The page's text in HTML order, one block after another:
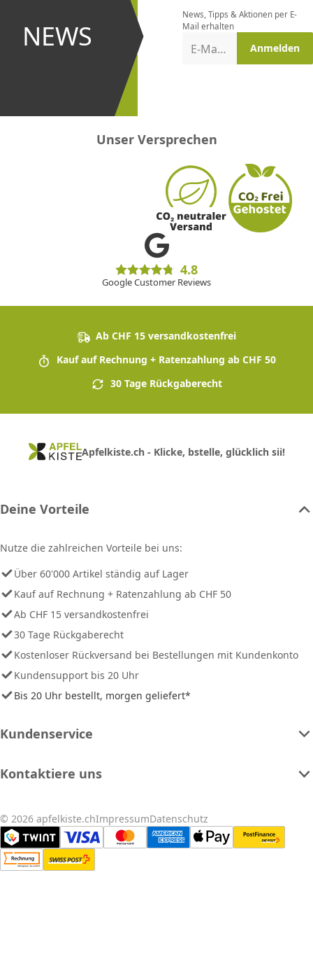
NEWS
und bei
Aktionen
News, Tipps & Aktionen per E-
Mail erhalten
E-Mail-Adresse Anmelden
Unser Versprechen
4.8
Google Customer Reviews
Ab CHF 15 versandkostenfrei
Kauf auf Rechnung + Ratenzahlung ab CHF 50
30 Tage Rückgaberecht
Apfelkiste.ch - Klicke, bstelle, glücklich sii!
Deine Vorteile
Nutze die zahlreichen Vorteile bei uns:
Über 60'000 Artikel ständig auf Lager
Kauf auf Rechnung + Ratenzahlung ab CHF 50
Ab CHF 15 versandkostenfrei
30 Tage Rückgaberecht
Kostenloser Rückversand bei Bestellungen mit Kundenkonto
Kundensupport bis 20 Uhr
Bis 20 Uhr bestellt, morgen geliefert*
Kundenservice
Kontaktiere uns
© 2026 apfelkiste.chImpressumDatenschutz